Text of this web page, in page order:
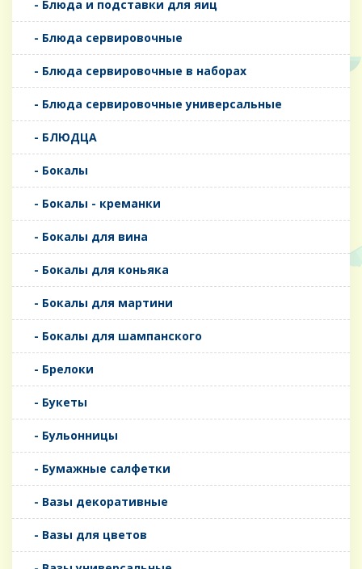
- Блюда и подставки для яиц
- Блюда сервировочные
- Блюда сервировочные в наборах
- Блюда сервировочные универсальные
- БЛЮДЦА
- Бокалы
- Бокалы - креманки
- Бокалы для вина
- Бокалы для коньяка
- Бокалы для мартини
- Бокалы для шампанского
- Брелоки
- Букеты
- Бульонницы
- Бумажные салфетки
- Вазы декоративные
- Вазы для цветов